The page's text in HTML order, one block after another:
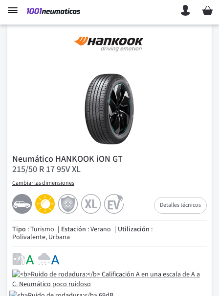
Mi
Neumático HANKOOK iON GT
215/50 R 17 95V XL
Cambiar las dimensiones
Detalles técnicos
Tipo : Turismo Estación : Verano Utilización :
Polivalente, Urbana